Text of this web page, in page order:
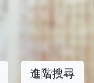
進階搜尋